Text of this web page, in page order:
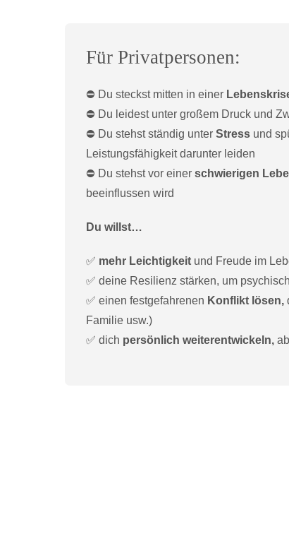
Für Privatpersonen:
⛔️ Du steckst mitten in einer
⛔️ Du leidest unter großem Druck und
⛔️ Du stehst ständig unter Stress und
Leistungsfähigkeit darunter leiden
⛔️ Du stehst vor einer schwierigen
beeinflussen wird
Du willst…
✅ mehr Leichtigkeit und Freude im
✅ deine Resilienz stärken, um
✅ einen festgefahrenen Konflikt lösen,
Familie usw.)
✅ dich persönlich weiterentwickeln,